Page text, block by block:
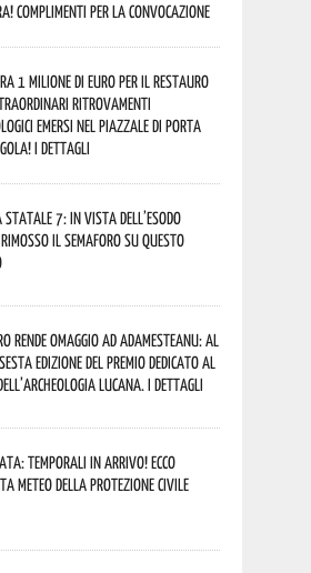
Complimenti per la convocazione
1 milione di euro per il restauro
ritrovamenti
emersi nel piazzale di Porta
I dettagli
statale 7: in vista dell’esodo
il semaforo su questo
rende omaggio ad Adamesteanu: al
edizione del Premio dedicato al
lucana. I dettagli
temporali in arrivo! Ecco
meteo della Protezione civile